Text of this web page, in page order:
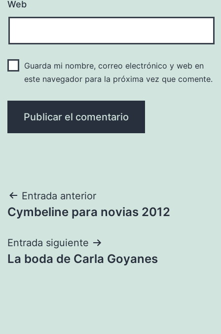
Web
Guarda mi nombre, correo electrónico y web en
este navegador para la próxima vez que comente.
Navegación
de
entradas
Entrada anterior
Cymbeline para novias 2012
Entrada siguiente
La boda de Carla Goyanes